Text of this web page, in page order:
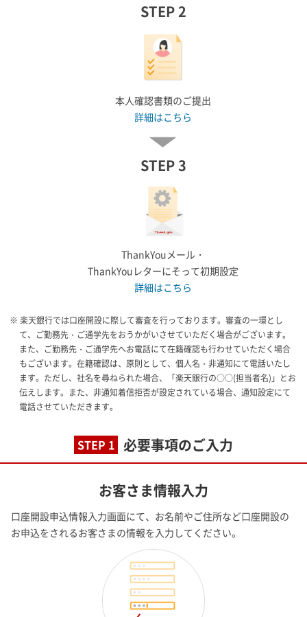
STEP 2
本人確認書類のご提出
詳細はこちら
STEP 3
ThankYouメール・
ThankYouレターにそって初期設定
詳細はこちら
※ 楽天銀行では口座開設に際して審査を行っております。審査の一環とし
て、ご勤務先・ご通学先をおうかがいさせていただく場合がございます。
また、ご勤務先・ご通学先へお電話にて在籍確認も行わせていただく場合
もございます。在籍確認は、原則として、個人名・非通知にて電話いたし
ます。ただし、社名を尋ねられた場合、「楽天銀行の○○(担当者名)」とお
伝えします。また、非通知着信拒否が設定されている場合、通知設定にて
電話させていただきます。
STEP 1 必要事項のご入力
お客さま情報入力
口座開設申込情報入力画面にて、お名前やご住所など口座開設の
お申込をされるお客さまの情報を入力してください。